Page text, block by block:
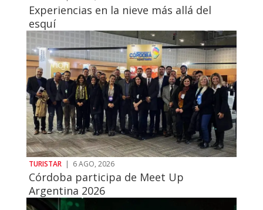
Experiencias en la nieve más allá del
esquí
TURISTAR | 6 AGO, 2026
Córdoba participa de Meet Up
Argentina 2026